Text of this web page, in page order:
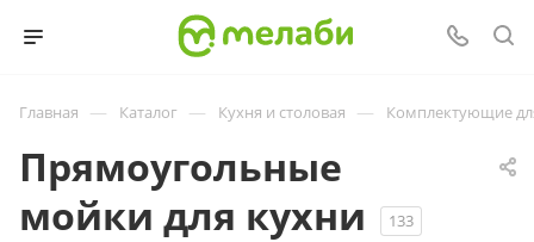
Главная — Каталог — Кухня и столовая — Комплектующие
Прямоугольные
мойки для кухни
133